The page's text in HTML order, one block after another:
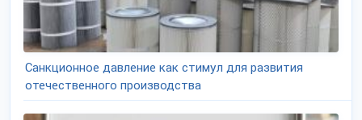
Санкционное давление как стимул для развития
отечественного производства